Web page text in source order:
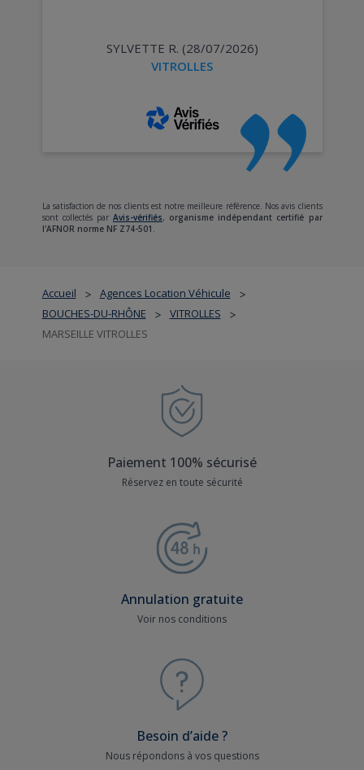
Accueil > Agences Location Véhicule >
BOUCHES-DU-RHÔNE > VITROLLES >
MARSEILLE VITROLLES
professionnel. J'y retournerai lors
de mes départs en vacances car
pour prendre de risques. Le tarif
est adapté à mon budget moyen.
»
SYLVETTE R. (28/07/2026)
VITROLLES
La satisfaction de nos clients est notre meilleure référence. Nos avis clients
sont collectés par Avis-vérifiés, organisme indépendant certifié par
l'AFNOR norme NF Z74-501.
Paiement 100% sécurisé
Réservez en toute sécurité
Annulation gratuite
Voir nos conditions
Besoin d’aide ?
Nous répondons à vos questions